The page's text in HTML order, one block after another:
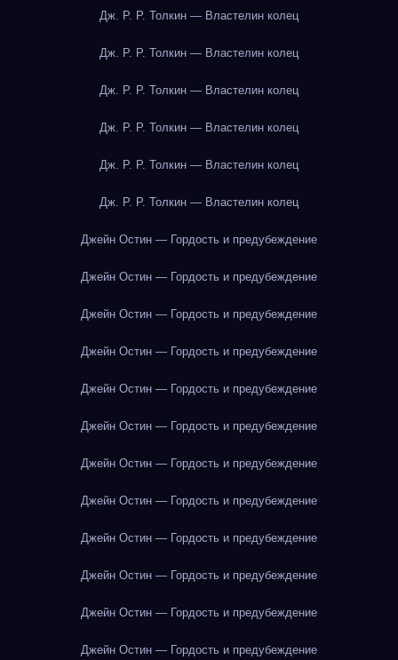
Дж. Р. Р. Толкин — Властелин колец
Дж. Р. Р. Толкин — Властелин колец
Дж. Р. Р. Толкин — Властелин колец
Дж. Р. Р. Толкин — Властелин колец
Дж. Р. Р. Толкин — Властелин колец
Дж. Р. Р. Толкин — Властелин колец
Джейн Остин — Гордость и предубеждение
Джейн Остин — Гордость и предубеждение
Джейн Остин — Гордость и предубеждение
Джейн Остин — Гордость и предубеждение
Джейн Остин — Гордость и предубеждение
Джейн Остин — Гордость и предубеждение
Джейн Остин — Гордость и предубеждение
Джейн Остин — Гордость и предубеждение
Джейн Остин — Гордость и предубеждение
Джейн Остин — Гордость и предубеждение
Джейн Остин — Гордость и предубеждение
Джейн Остин — Гордость и предубеждение